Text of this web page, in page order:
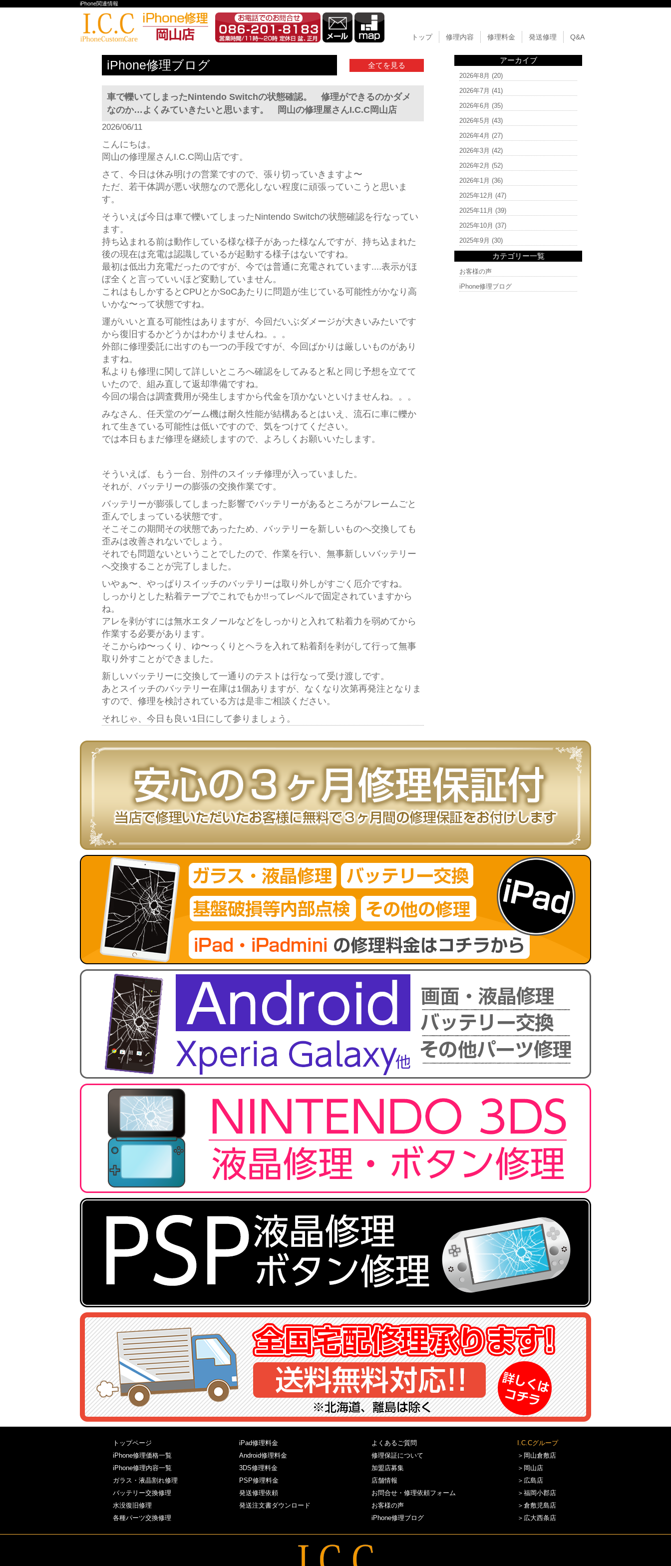
iPhone関連情報
トップ 修理内容 修理料金 発送修理 Q&A
iPhone修理ブログ 全てを見る
車で轢いてしまったNintendo Switchの状態確認。 修理ができるのかダメ
なのか…よくみていきたいと思います。 岡山の修理屋さんI.C.C岡山店
2026/06/11
こんにちは。
岡山の修理屋さんI.C.C岡山店です。
さて、今日は休み明けの営業ですので、張り切っていきますよ〜
ただ、若干体調が悪い状態なので悪化しない程度に頑張っていこうと思いま
す。
そういえば今日は車で轢いてしまったNintendo Switchの状態確認を行なってい
ます。
持ち込まれる前は動作している様な様子があった様なんですが、持ち込まれた
後の現在は充電は認識しているが起動する様子はないですね。
最初は低出力充電だったのですが、今では普通に充電されています....表示がほ
ぼ全くと言っていいほど変動していません。
これはもしかするとCPUとかSoCあたりに問題が生じている可能性がかなり高
いかな〜って状態ですね。
運がいいと直る可能性はありますが、今回だいぶダメージが大きいみたいです
から復旧するかどうかはわかりませんね。。。
外部に修理委託に出すのも一つの手段ですが、今回ばかりは厳しいものがあり
ますね。
私よりも修理に関して詳しいところへ確認をしてみると私と同じ予想を立てて
いたので、組み直して返却準備ですね。
今回の場合は調査費用が発生しますから代金を頂かないといけませんね。。。
みなさん、任天堂のゲーム機は耐久性能が結構あるとはいえ、流石に車に轢か
れて生きている可能性は低いですので、気をつけてください。
では本日もまだ修理を継続しますので、よろしくお願いいたします。
そういえば、もう一台、別件のスイッチ修理が入っていました。
それが、バッテリーの膨張の交換作業です。
バッテリーが膨張してしまった影響でバッテリーがあるところがフレームごと
歪んでしまっている状態です。
そこそこの期間その状態であったため、バッテリーを新しいものへ交換しても
歪みは改善されないでしょう。
それでも問題ないということでしたので、作業を行い、無事新しいバッテリー
へ交換することが完了しました。
いやぁ〜、やっぱりスイッチのバッテリーは取り外しがすごく厄介ですね。
しっかりとした粘着テープでこれでもか!!ってレベルで固定されていますから
ね。
アレを剥がすには無水エタノールなどをしっかりと入れて粘着力を弱めてから
作業する必要があります。
そこからゆ〜っくり、ゆ〜っくりとヘラを入れて粘着剤を剥がして行って無事
取り外すことができました。
新しいバッテリーに交換して一通りのテストは行なって受け渡しです。
あとスイッチのバッテリー在庫は1個ありますが、なくなり次第再発注となりま
すので、修理を検討されている方は是非ご相談ください。
それじゃ、今日も良い1日にして参りましょう。
アーカイブ
2026年8月 (20)
2026年7月 (41)
2026年6月 (35)
2026年5月 (43)
2026年4月 (27)
2026年3月 (42)
2026年2月 (52)
2026年1月 (36)
2025年12月 (47)
2025年11月 (39)
2025年10月 (37)
2025年9月 (30)
カテゴリー一覧
お客様の声
iPhone修理ブログ
トップページ
iPhone修理価格一覧
iPhone修理内容一覧
ガラス・液晶割れ修理
バッテリー交換修理
水没復旧修理
各種パーツ交換修理
iPad修理料金
Android修理料金
3DS修理料金
PSP修理料金
発送修理依頼
発送注文書ダウンロード
よくあるご質問
修理保証について
加盟店募集
店舗情報
お問合せ・修理依頼フォーム
お客様の声
iPhone修理ブログ
I.C.Cグループ
＞岡山倉敷店
＞岡山店
＞広島店
＞福岡小郡店
＞倉敷児島店
＞広大西条店